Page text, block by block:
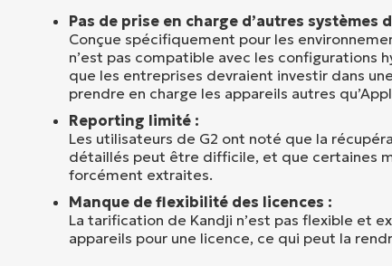
Pas de prise en charge d’autres systèmes
Conçue spécifiquement pour les
n’est pas compatible avec les configurations
que les entreprises devraient investir dans
prendre en charge les appareils autres
Reporting limité :
Les utilisateurs de G2 ont noté que la
détaillés peut être difficile, et que certaines
forcément extraites.
Manque de flexibilité des licences :
La tarification de Kandji n’est pas flexible et
appareils pour une licence, ce qui peut la